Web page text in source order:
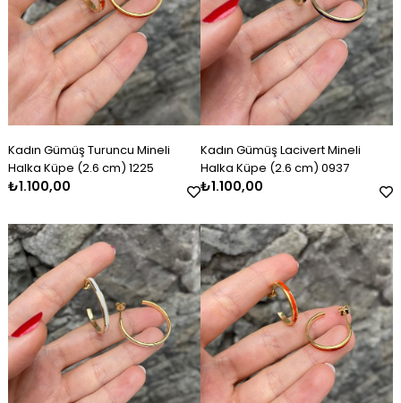
Kadın Gümüş Turuncu Mineli
Halka Küpe (2.6 cm) 1225
₺1.100,00
Kadın Gümüş Lacivert Mineli
Halka Küpe (2.6 cm) 0937
₺1.100,00